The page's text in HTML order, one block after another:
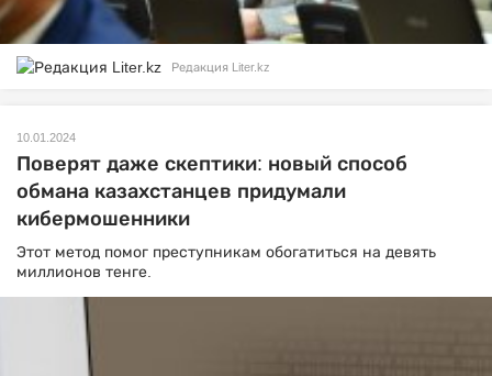
Редакция Liter.kz
10.01.2024
Поверят даже скептики: новый способ
обмана казахстанцев придумали
кибермошенники
Этот метод помог преступникам обогатиться на девять
миллионов тенге.